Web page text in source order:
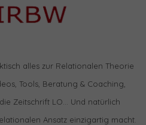
alles zur Relationalen Theorie
Tools, Beratung & Coaching,
Zeitschrift LO… Und natürlich
Ansatz einzigartig macht.